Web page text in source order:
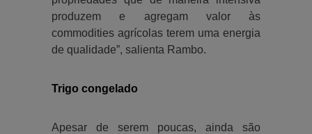
produzem e agregam valor às
commodities agrícolas terem uma energia
de qualidade”, salienta Rambo.
Trigo congelado
Apesar de serem poucas, ainda são